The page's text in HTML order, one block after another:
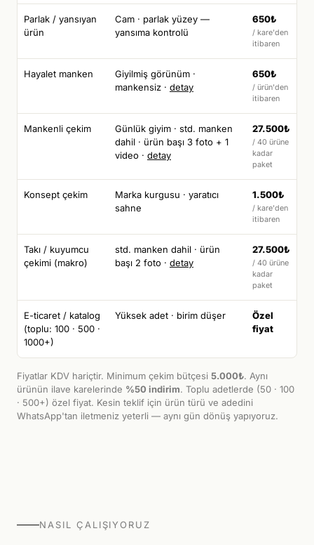
Parlak / yansıyan
ürün
Cam · parlak yüzey —
yansıma kontrolü
650₺
/ kare'den
itibaren
Hayalet manken
Giyilmiş görünüm ·
mankensiz · detay
650₺
/ ürün'den
itibaren
Mankenli çekim
Günlük giyim · std. manken
dahil · ürün başı 3 foto + 1
video · detay
27.500₺
/ 40 ürüne
kadar
paket
Konsept çekim
Marka kurgusu · yaratıcı
sahne
1.500₺
/ kare'den
itibaren
Takı / kuyumcu
çekimi (makro)
std. manken dahil · ürün
başı 2 foto · detay
27.500₺
/ 40 ürüne
kadar
paket
E-ticaret / katalog
(toplu: 100 · 500 ·
1000+)
Yüksek adet · birim düşer
Özel
fiyat
Fiyatlar KDV hariçtir. Minimum çekim bütçesi 5.000₺. Aynı
ürünün ilave karelerinde %50 indirim. Toplu adetlerde (50 · 100
· 500+) özel fiyat. Kesin teklif için ürün türü ve adedini
WhatsApp'tan iletmeniz yeterli — aynı gün dönüş yapıyoruz.
NASIL ÇALIŞIYORUZ